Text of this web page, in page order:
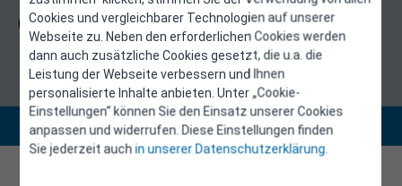
Cookies und vergleichbarer Technologien auf unserer
Webseite zu. Neben den erforderlichen Cookies werden
dann auch zusätzliche Cookies gesetzt, die u.a. die
Leistung der Webseite verbessern und Ihnen
personalisierte Inhalte anbieten. Unter „Cookie-
Einstellungen“ können Sie den Einsatz unserer Cookies
anpassen und widerrufen. Diese Einstellungen finden
Sie jederzeit auchin unserer Datenschutzerklärung.
(Mo, Mi-Fr 09:30-12:30 Uhr)
Copyright 2026 © E-Control